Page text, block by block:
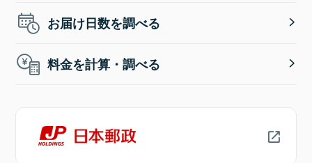
お届け日数を調べる
料金を計算・調べる